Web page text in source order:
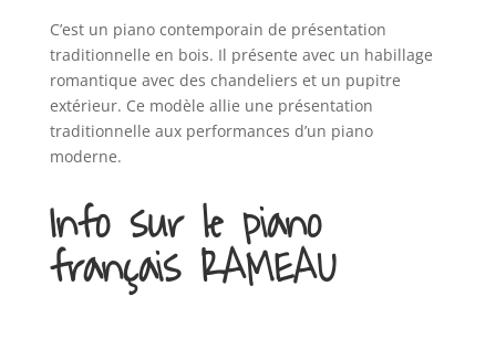
C’est un piano contemporain de présentation
traditionnelle en bois. Il présente avec un habillage
romantique avec des chandeliers et un pupitre
extérieur. Ce modèle allie une présentation
traditionnelle aux performances d’un piano
moderne.
Info sur le piano
français RAMEAU